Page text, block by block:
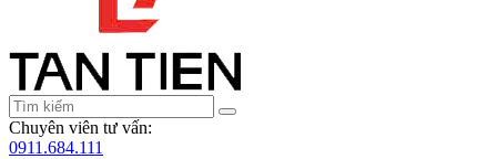
Chuyên viên tư vấn:
0911.684.111